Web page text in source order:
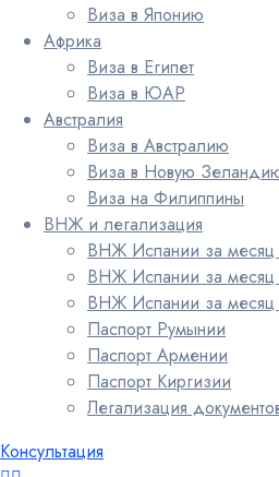
Виза в Японию
Африка
Виза в Египет
Виза в ЮАР
Австралия
Виза в Австралию
Виза в Новую
Виза на Филиппины
ВНЖ и легализация
ВНЖ Испании за месяц
ВНЖ Испании за месяц
ВНЖ Испании за месяц
Паспорт Румынии
Паспорт Армении
Паспорт Киргизии
Легализация
Консультация